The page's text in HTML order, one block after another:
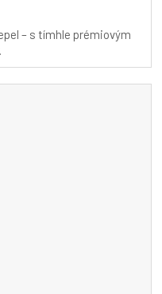
– s tímhle prémiovým